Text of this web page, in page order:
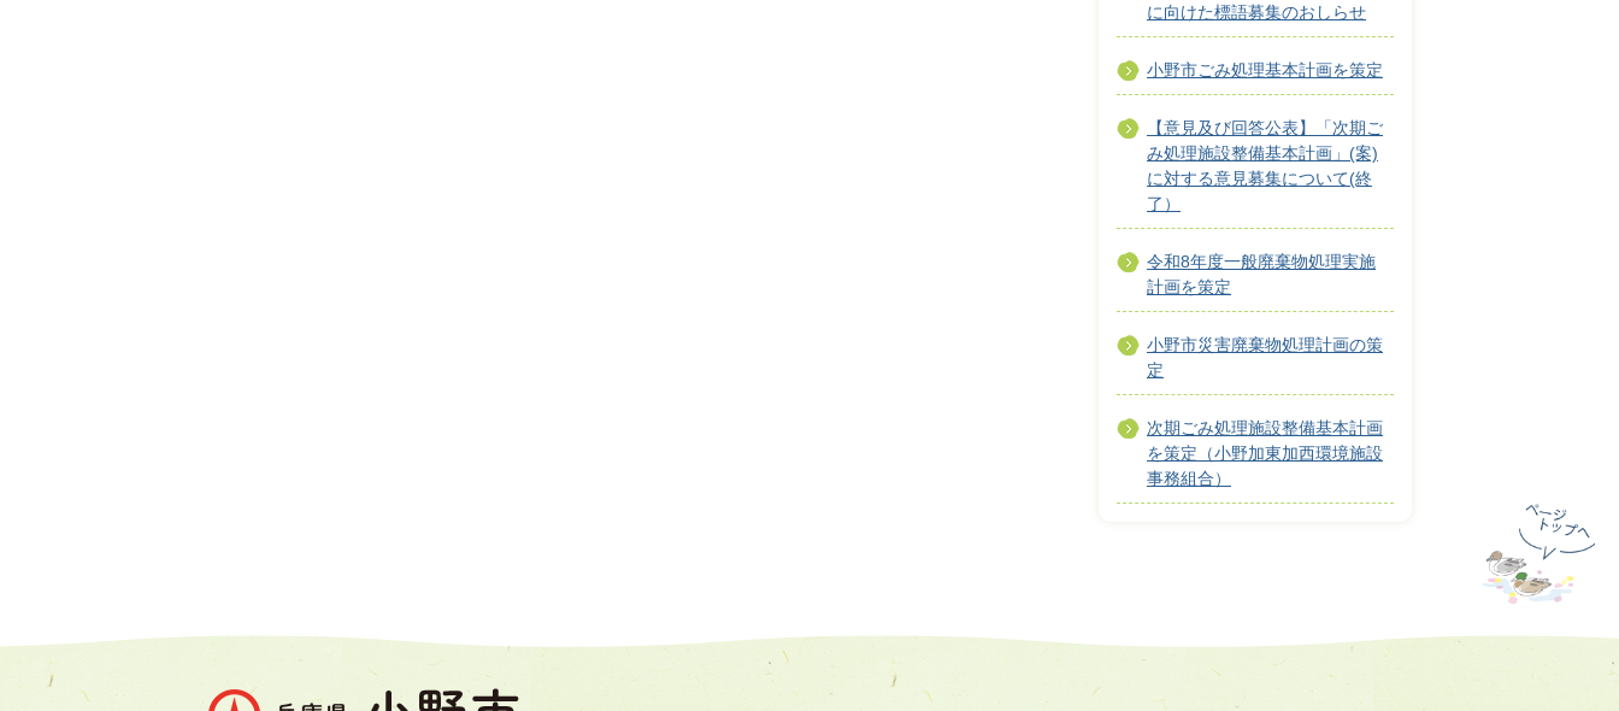
に向けた標語募集のおしらせ
小野市ごみ処理基本計画を策定
【意見及び回答公表】「次期ご
み処理施設整備基本計画」(案)
に対する意見募集について(終
了）
令和8年度一般廃棄物処理実施
計画を策定
小野市災害廃棄物処理計画の策
定
次期ごみ処理施設整備基本計画
を策定（小野加東加西環境施設
事務組合）